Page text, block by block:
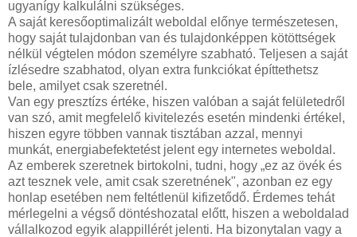
ugyanígy kalkulálni szükséges.
A saját keresőoptimalizált weboldal előnye természetesen,
hogy saját tulajdonban van és tulajdonképpen kötöttségek
nélkül végtelen módon személyre szabható. Teljesen a saját
ízlésedre szabhatod, olyan extra funkciókat építtethetsz
bele, amilyet csak szeretnél.
Van egy presztízs értéke, hiszen valóban a saját felületedről
van szó, amit megfelelő kivitelezés esetén mindenki értékel,
hiszen egyre többen vannak tisztában azzal, mennyi
munkát, energiabefektetést jelent egy internetes weboldal.
Az emberek szeretnek birtokolni, tudni, hogy „ez az övék és
azt tesznek vele, amit csak szeretnének", azonban ez egy
honlap esetében nem feltétlenül kifizetődő. Érdemes tehát
mérlegelni a végső döntéshozatal előtt, hiszen a weboldalad
vállalkozod egyik alappillérét jelenti. Ha bizonytalan vagy a